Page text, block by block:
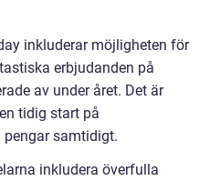
inkluderar möjligheten för
erbjudanden på
av under året. Det är
tidig start på
samtidigt.
inkludera överfulla